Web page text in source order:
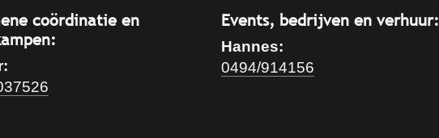
coördinatie en
Events, bedrijven en verhuur:
Hannes:
0494/914156